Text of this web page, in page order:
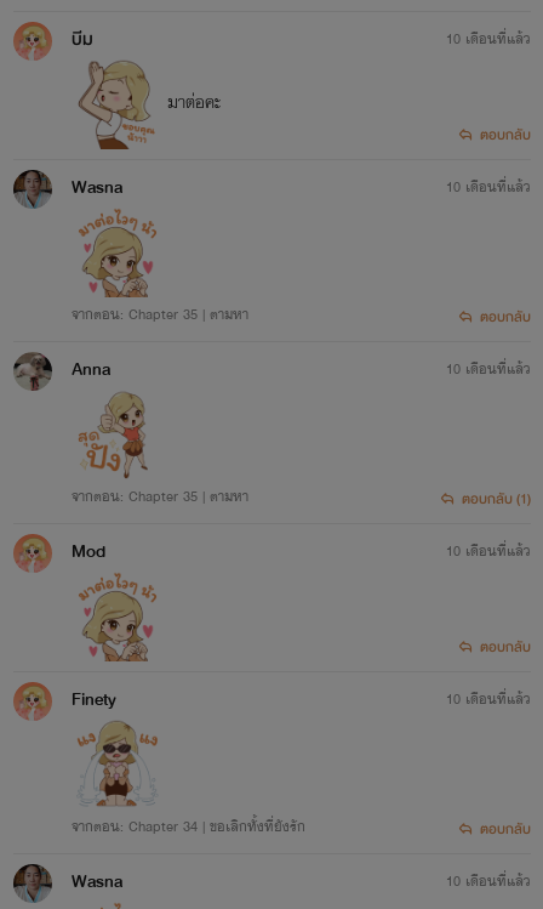
บีม
มาต่อคะ
10 เดือนที่แล้ว
ตอบกลับ
Wasna
จากตอน: Chapter 35 | ตามหา
10 เดือนที่แล้ว
ตอบกลับ
Anna
จากตอน: Chapter 35 | ตามหา
10 เดือนที่แล้ว
ตอบกลับ (1)
Mod 10 เดือนที่แล้ว
ตอบกลับ
Finety
จากตอน: Chapter 34 | ขอเลิกทั้งที่ยังรัก
10 เดือนที่แล้ว
ตอบกลับ
Wasna 10 เดือนที่แล้ว